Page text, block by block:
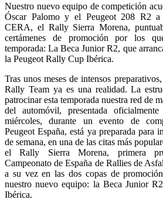
Nuestro nuevo equipo de competición
Óscar Palomo y el Peugeot 208 R2
CERA, el Rally Sierra Morena,
certámenes de promoción por los
temporada: La Beca Junior R2, que
la Peugeot Rally Cup Ibérica.
Tras unos meses de intensos
Rally Team ya es una realidad. La
patrocinar esta temporada nuestra red de
del automóvil, presentada
miércoles, durante un evento de
Peugeot España, está ya preparada para
de semana, en una de las citas más
el Rally Sierra Morena, primera
Campeonato de España de Rallies de
a su vez en las dos copas de
nuestro nuevo equipo: la Beca Junior
Ibérica.